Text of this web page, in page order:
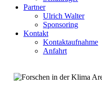
Partner
Ulrich Walter
Sponsoring
Kontakt
Kontaktaufnahme
Anfahrt